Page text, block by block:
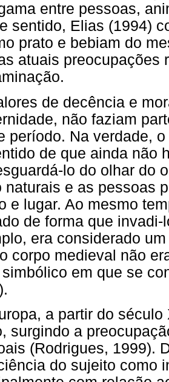
entre pessoas,
sentido, Elias (1994)
prato e bebiam do
atuais preocupações
de decência e
não faziam
período. Na verdade,
de que ainda não
lo do olhar do
naturais e as pessoas
e lugar. Ao mesmo
de forma que
era considerado
corpo medieval não
em que se
a partir do
surgindo a
(Rodrigues, 1999).
do sujeito como